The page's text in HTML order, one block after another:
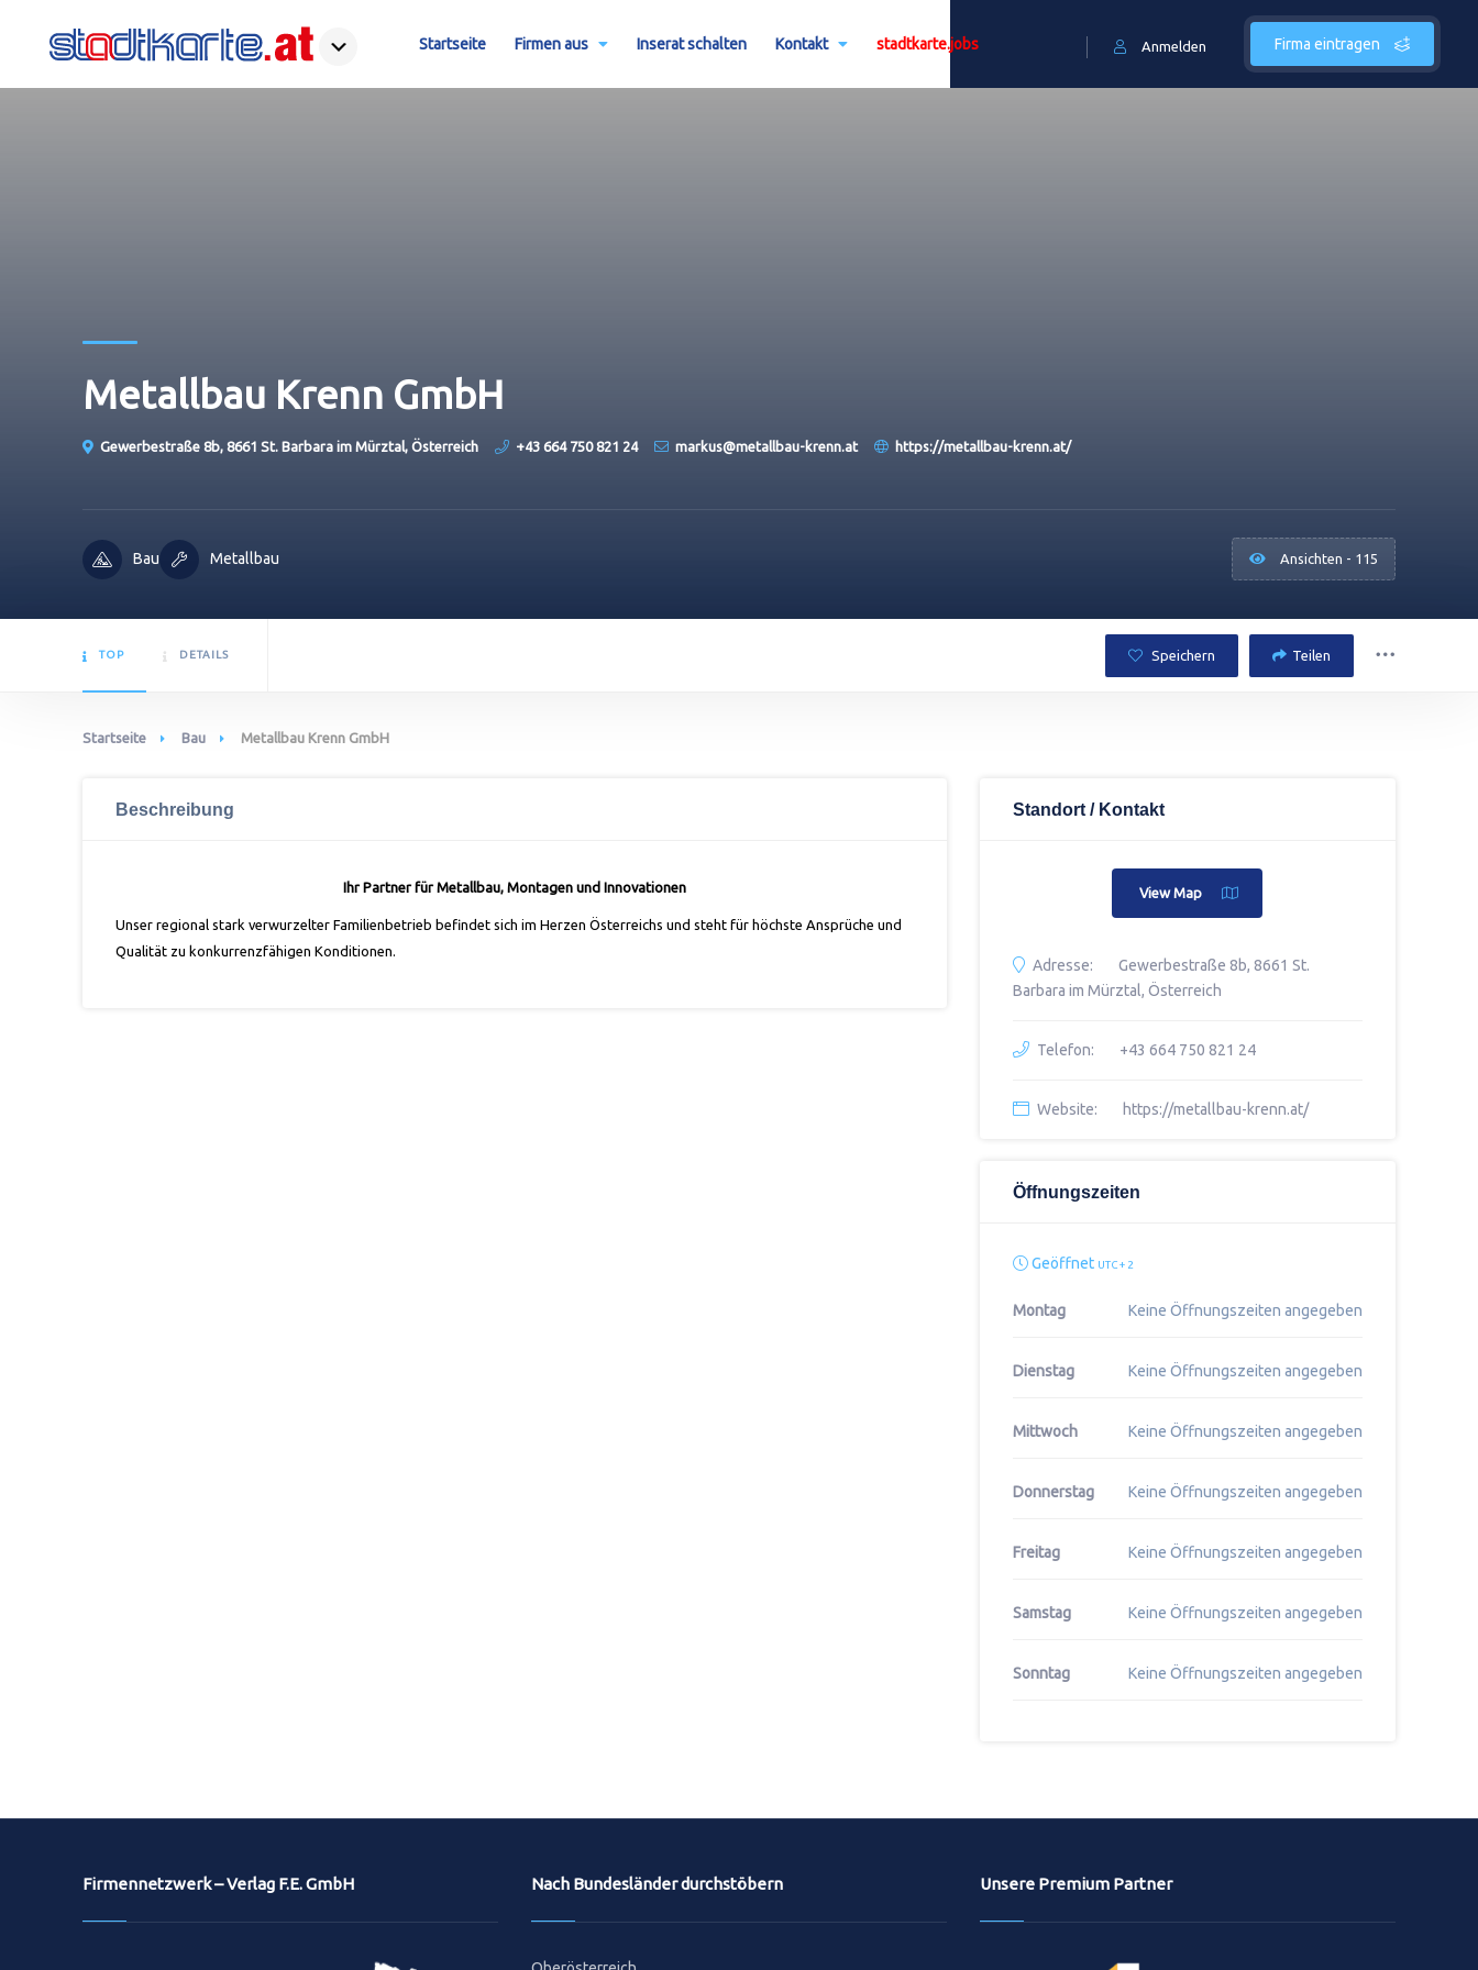
Firma eintragen
Anmelden
Startseite Firmen aus Inserat schalten Kontakt stadtkarte.jobs
Metallbau Krenn GmbH
Gewerbestraße 8b, 8661 St. Barbara im Mürztal, Österreich +43 664 750 821 24 markus@metallbau-krenn.at https://metallbau-krenn.at/
Bau Metallbau Ansichten - 115
TOP DETAILS Speichern Teilen
Startseite Bau Metallbau Krenn GmbH
Beschreibung
Ihr Partner für Metallbau, Montagen und Innovationen
Unser regional stark verwurzelter Familienbetrieb befindet sich im Herzen Österreichs und steht für höchste Ansprüche und
Qualität zu konkurrenzfähigen Konditionen.
Standort / Kontakt
View Map
Adresse:
Gewerbestraße 8b, 8661 St.
Barbara im Mürztal, Österreich
Telefon: +43 664 750 821 24
Website: https://metallbau-krenn.at/
Öffnungszeiten
Geöffnet UTC + 2
Montag Keine Öffnungszeiten angegeben
Dienstag Keine Öffnungszeiten angegeben
Mittwoch Keine Öffnungszeiten angegeben
Donnerstag Keine Öffnungszeiten angegeben
Freitag Keine Öffnungszeiten angegeben
Samstag Keine Öffnungszeiten angegeben
Sonntag Keine Öffnungszeiten angegeben
Firmennetzwerk – Verlag F.E. GmbH Nach Bundesländer durchstöbern Unsere Premium Partner